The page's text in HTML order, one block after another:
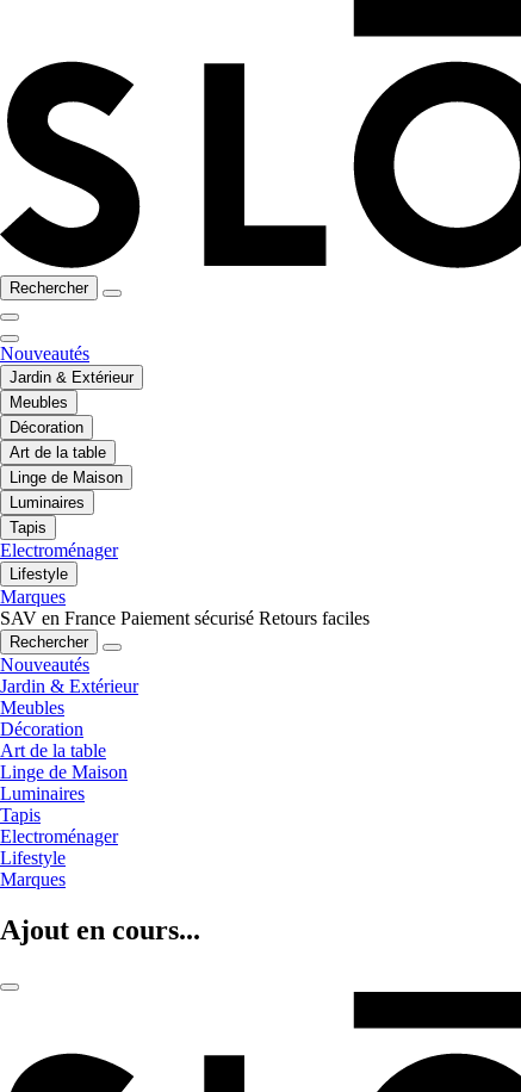
Rechercher
Nouveautés
Jardin & Extérieur
Meubles
Décoration
Art de la table
Linge de Maison
Luminaires
Tapis
Electroménager
Lifestyle
Marques
SAV en France Paiement sécurisé Retours faciles
Rechercher
Nouveautés
Jardin & Extérieur
Meubles
Décoration
Art de la table
Linge de Maison
Luminaires
Tapis
Electroménager
Lifestyle
Marques
Ajout en cours...